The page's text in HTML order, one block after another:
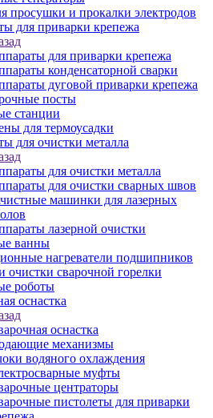
просушки и прокалки электродов
для приварки крепежа
для приварки крепежа
конденсаторной сварки
дуговой приварки крепежа
посты
станции
для термоусадки
для очистки металла
для очистки металла
для очистки сварных швов
машинки для лазерных
лазерной очистки
ванны
нагреватели подшипников
очистки сварочной горелки
роботы
оснастка
оснастка
механизмы
водяного охлаждения
муфты
центраторы
пистолеты для приварки